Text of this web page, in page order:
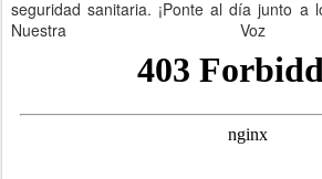
seguridad sanitaria. ¡Ponte al día junto a
Nuestra Voz